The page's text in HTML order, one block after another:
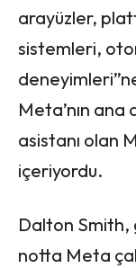
arayüzler,
sistemleri,
Meta’nın ana
asistanı olan
içeriyordu.
Dalton Smith,
notta Meta